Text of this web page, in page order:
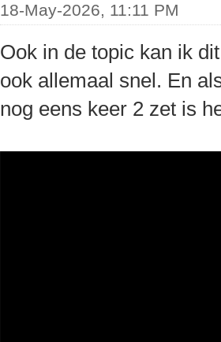
18-May-2026, 11:11 PM
Ook in de topic kan ik
ook allemaal snel. En
nog eens keer 2 zet is